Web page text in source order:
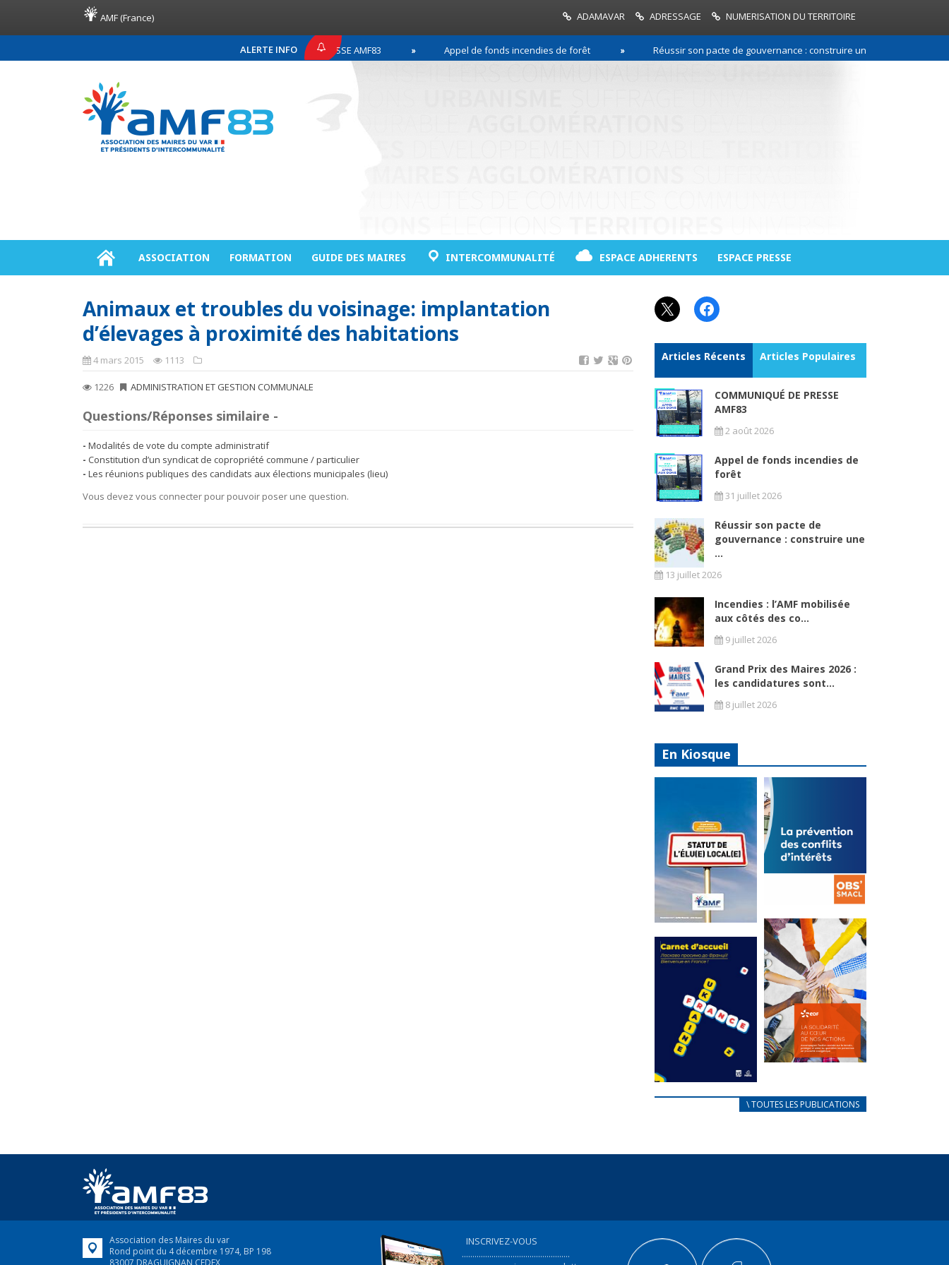
AMF (France) ADAMAVAR ADRESSAGE NUMERISATION DU TERRITOIRE
ALERTE INFO
COMMUNIQUÉ DE PRESSE AMF83 Appel de fonds incendies de forêt Réussir son pacte de gouvernance : construire une relation de
ASSOCIATION FORMATION GUIDE DES MAIRES INTERCOMMUNALITÉ ESPACE ADHERENTS ESPACE PRESSE
Animaux et troubles du voisinage: implantation
d’élevages à proximité des habitations
4 mars 2015 1113
1226 ADMINISTRATION ET GESTION COMMUNALE
Questions/Réponses similaire -
Modalités de vote du compte administratif
Constitution d’un syndicat de copropriété commune / particulier
Les réunions publiques des candidats aux élections municipales (lieu)
Vous devez vous connecter pour pouvoir poser une question.
X Facebook
Articles Récents Articles Populaires
COMMUNIQUÉ DE PRESSE
AMF83
2 août 2026
Appel de fonds incendies de
forêt
31 juillet 2026
Réussir son pacte de
gouvernance : construire une
...
13 juillet 2026
Incendies : l’AMF mobilisée
aux côtés des co...
9 juillet 2026
Grand Prix des Maires 2026 :
les candidatures sont...
8 juillet 2026
En Kiosque
Statut de
l’élu local
Mise à jour avril
2024 233241
Total 0 Votes 0...
FEUILLETER
La
prévention
des conflits
d’intérêts
18 septembre 2023
105517 Total 0
Votes 0 0 Aidez-
nous à
améliorer...
FEUILLETER
au coeur de
nos actions
Votes 0 0 Aidez-
en France,...
FEUILLETER
\ TOUTES LES PUBLICATIONS
Association des Maires du var
Rond point du 4 décembre 1974, BP 198
83007 DRAGUIGNAN CEDEX
INSCRIVEZ-VOUS
...................................................